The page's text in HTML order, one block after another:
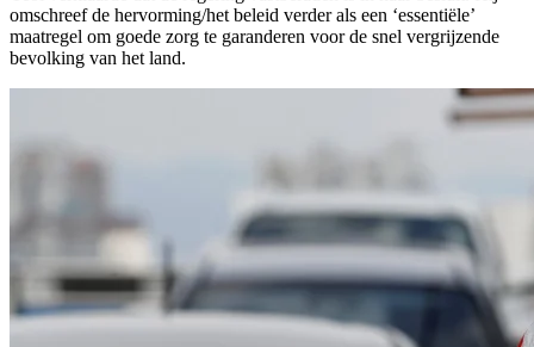
omschreef de hervorming/het beleid verder als een ‘essentiële’
maatregel om goede zorg te garanderen voor de snel vergrijzende
bevolking van het land.